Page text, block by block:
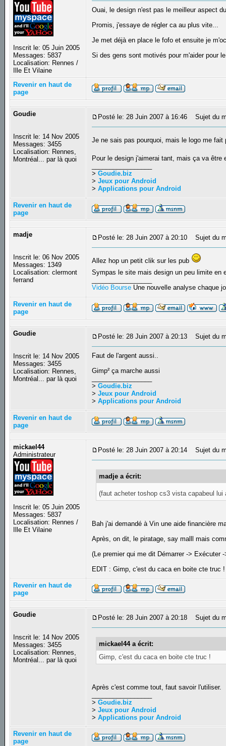
Inscrit le: 05 Juin 2005
Messages: 5837
Localisation: Rennes /
Ille Et Vilaine
Ouai, le design n'est pas le meilleur aspect
Promis, j'essaye de régler ca au plus vite...
Je met déjà en place le fofo et ensuite je
Si des gens sont motivés pour m'aider pour
Revenir en haut de
page
Goudie
Inscrit le: 14 Nov 2005
Messages: 3455
Localisation: Rennes,
Montréal... par là quoi
Posté le: 28 Juin 2007 à 16:46 Sujet du
Je ne sais pas pourquoi, mais le logo me
Pour le design j'aimerai tant, mais ça va être
>Goudie.biz
>Jeux pour Android
>Applications pour Android
Revenir en haut de
page
madje
Inscrit le: 06 Nov 2005
Messages: 1349
Localisation: clermont
ferrand
Posté le: 28 Juin 2007 à 20:10 Sujet du
Allez hop un petit clik sur les pub
Sympas le site mais design un peu limite
Vidéo Bourse Une nouvelle analyse chaque
Revenir en haut de
page
Goudie
Inscrit le: 14 Nov 2005
Messages: 3455
Localisation: Rennes,
Montréal... par là quoi
Posté le: 28 Juin 2007 à 20:13 Sujet du
Faut de l'argent aussi..
Gimp² ça marche aussi
>Goudie.biz
>Jeux pour Android
>Applications pour Android
Revenir en haut de
page
mickael44
Administrateur
Inscrit le: 05 Juin 2005
Messages: 5837
Localisation: Rennes /
Ille Et Vilaine
Posté le: 28 Juin 2007 à 20:14 Sujet du
madje a écrit:
(faut acheter toshop cs3 vista capabeul
Bah j'ai demandé à Vin une aide financière
Après, on dit, le piratage, say malll mais
(Le premier qui me dit Démarrer -> Exécuter
EDIT : Gimp, c'est du caca en boite cte truc
Revenir en haut de
page
Goudie
Inscrit le: 14 Nov 2005
Messages: 3455
Localisation: Rennes,
Montréal... par là quoi
Posté le: 28 Juin 2007 à 20:18 Sujet du
mickael44 a écrit:
Gimp, c'est du caca en boite cte truc !
Après c'est comme tout, faut savoir l'utiliser.
>Goudie.biz
>Jeux pour Android
>Applications pour Android
Revenir en haut de
page